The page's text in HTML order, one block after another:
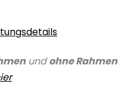
undohne Rahmen